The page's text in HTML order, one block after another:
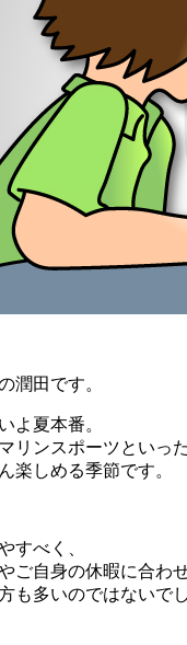
潤田です。
よ夏本番。
リンスポーツといった
楽しめる季節です。
すべく、
ご自身の休暇に合わせ
も多いのではないで